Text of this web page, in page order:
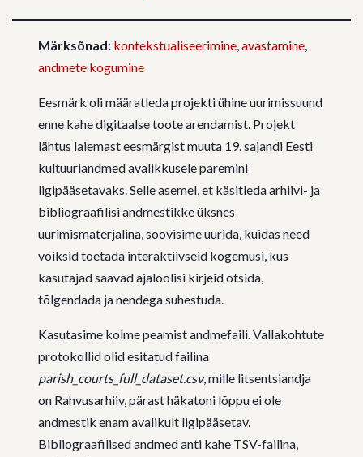
Märksõnad: kontekstualiseerimine,avastamine,
andmete kogumine
Eesmärk oli määratleda projekti ühine uurimissuund
enne kahe digitaalse toote arendamist. Projekt
lähtus laiemast eesmärgist muuta 19. sajandi Eesti
kultuuriandmed avalikkusele paremini
ligipääsetavaks. Selle asemel, et käsitleda arhiivi- ja
bibliograafilisi andmestikke üksnes
uurimismaterjalina, soovisime uurida, kuidas need
võiksid toetada interaktiivseid kogemusi, kus
kasutajad saavad ajaloolisi kirjeid otsida,
tõlgendada ja nendega suhestuda.
Kasutasime kolme peamist andmefaili. Vallakohtute
protokollid olid esitatud failina
parish_courts_full_dataset.csv, mille litsentsiandja
on Rahvusarhiiv, pärast häkatoni lõppu ei ole
andmestik enam avalikult ligipääsetav.
Bibliograafilised andmed anti kahe TSV-failina,